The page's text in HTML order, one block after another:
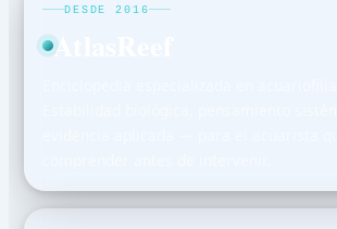
DESDE 2016
AtlasReef